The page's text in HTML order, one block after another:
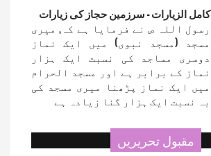
کامل الزیارات - سرزمین حجاز کی زیارات
رسول اللہ ص نے فرمایا ہے کہ, میری
مسجد (مسجد نبوی) میں ایک نماز
دوسری مساجد کی نسبت ایک ہزار
نماز کے برابر ہے اور مسجد الحرام
میں ایک نماز پڑھنا میری مسجد کی
بہ نسبت ایک ہزار گنا زیادہ ہے
مقبول تحریریں